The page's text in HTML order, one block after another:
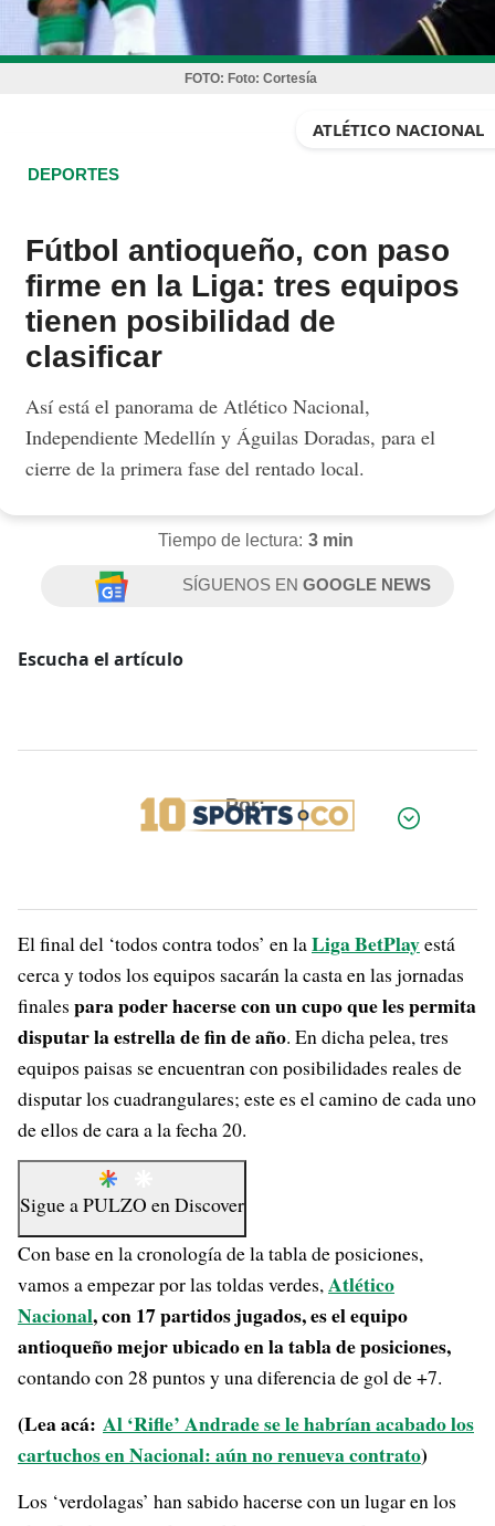
FOTO: Foto: Cortesía
ATLÉTICO NACIONAL
DEPORTES
Fútbol antioqueño, con paso
firme en la Liga: tres equipos
tienen posibilidad de
clasificar
Así está el panorama de Atlético Nacional,
Independiente Medellín y Águilas Doradas, para el
cierre de la primera fase del rentado local.
Tiempo de lectura: 3 min
SÍGUENOS ENGOOGLE NEWS
Escucha el artículo
Por:
El final del ‘todos contra todos’ en laLiga BetPlayestá
cerca y todos los equipos sacarán la casta en las jornadas
finales para poder hacerse con un cupo que les permita
disputar la estrella de fin de año. En dicha pelea, tres
equipos paisas se encuentran con posibilidades reales de
disputar los cuadrangulares; este es el camino de cada uno
de ellos de cara a la fecha 20.
Sigue aPULZO enDiscover
Con base en la cronología de la tabla de posiciones,
vamos a empezar por las toldas verdes,Atlético
Nacional, con 17 partidos jugados, es el equipo
antioqueño mejor ubicado en la tabla de posiciones,
contando con 28 puntos y una diferencia de gol de +7.
(Lea acá: Al ‘Rifle’ Andrade se le habrían acabado los
cartuchos en Nacional: aún no renueva contrato)
Los ‘verdolagas’ han sabido hacerse con un lugar en los